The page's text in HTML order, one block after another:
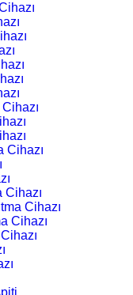
Cihazı
Cihazı
Cihazı
Cihazı